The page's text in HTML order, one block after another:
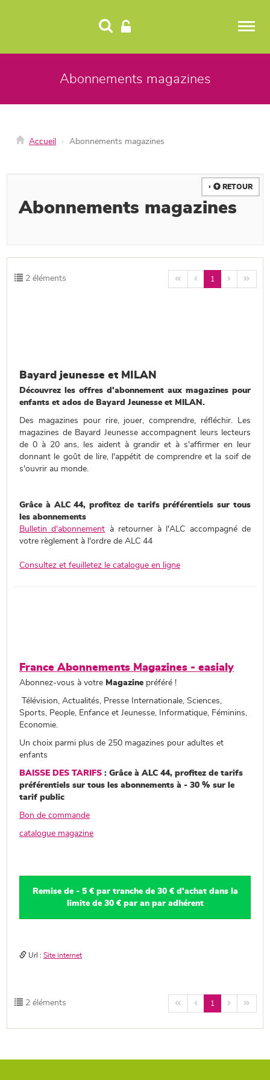
Abonnements magazines
Accueil Abonnements magazines
Abonnements magazines
RETOUR
2 éléments   1  
Bayard jeunesse et MILAN
Découvrez les offres d'abonnement aux magazines pour
enfants et ados de Bayard Jeunesse et MILAN.
Des magazines pour rire, jouer, comprendre, réfléchir. Les
magazines de Bayard Jeunesse accompagnent leurs lecteurs
de 0 à 20 ans, les aident à grandir et à s'affirmer en leur
donnant le goût de lire, l'appétit de comprendre et la soif de
s'ouvrir au monde.
Grâce à ALC 44, profitez de tarifs préférentiels sur tous
les abonnements
Bulletin d'abonnement à retourner à l'ALC accompagné de
votre règlement à l'ordre de ALC 44
Consultez et feuilletez le catalogue en ligne
France Abonnements Magazines - easialy
Abonnez-vous à votre Magazine préféré !
Télévision, Actualités, Presse Internationale, Sciences,
Sports, People, Enfance et Jeunesse, Informatique, Féminins,
Economie.
Un choix parmi plus de 250 magazines pour adultes et
enfants
BAISSE DES TARIFS : Grâce à ALC 44, profitez de tarifs
préférentiels sur tous les abonnements à - 30 % sur le
tarif public
Bon de commande
catalogue magazine
Remise de - 5 € par tranche de 30 € d'achat dans la
limite de 30 € par an par adhérent
Url : Site internet
2 éléments   1  